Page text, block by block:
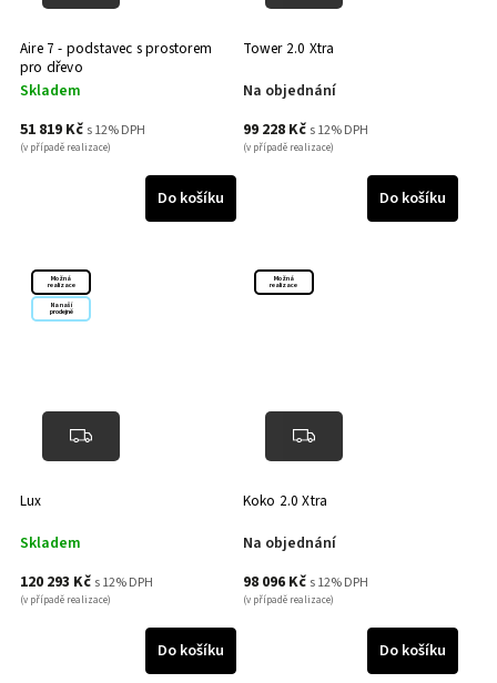
Aire 7 - podstavec s prostorem
pro dřevo
Skladem
51 819 Kč s 12% DPH
(v případě realizace)
Do košíku
Tower 2.0 Xtra
Na objednání
99 228 Kč s 12% DPH
(v případě realizace)
Do košíku
Možná
realizace
Na naší
prodejně
Lux
Skladem
120 293 Kč s 12% DPH
(v případě realizace)
Do košíku
Možná
realizace
Koko 2.0 Xtra
Na objednání
98 096 Kč s 12% DPH
(v případě realizace)
Do košíku